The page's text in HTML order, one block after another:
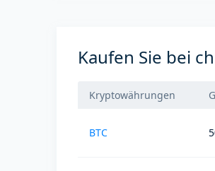
Kaufen Sie bei
Kryptowährungen
BTC